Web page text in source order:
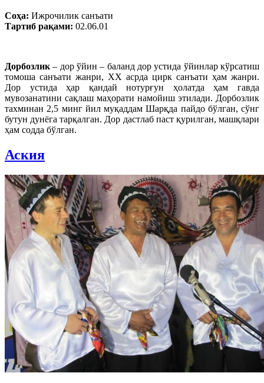
Соҳа: Ижрочилик санъати
Тартиб рақами: 02.06.01
Дорбозлик – дор ўйин – баланд дор устида ўйинлар кўрсатиш
томоша санъати жанри, ХХ асрда цирк санъати ҳам жанри.
Дор устида ҳар қандай нотурғун ҳолатда ҳам гавда
мувозанатини сақлаш маҳорати намойиш этилади. Дорбозлик
тахминан 2,5 минг йил муқаддам Шарқда пайдо бўлган, сўнг
бутун дунёга тарқалган. Дор дастлаб паст қурилган, машқлари
ҳам содда бўлган.
Аския